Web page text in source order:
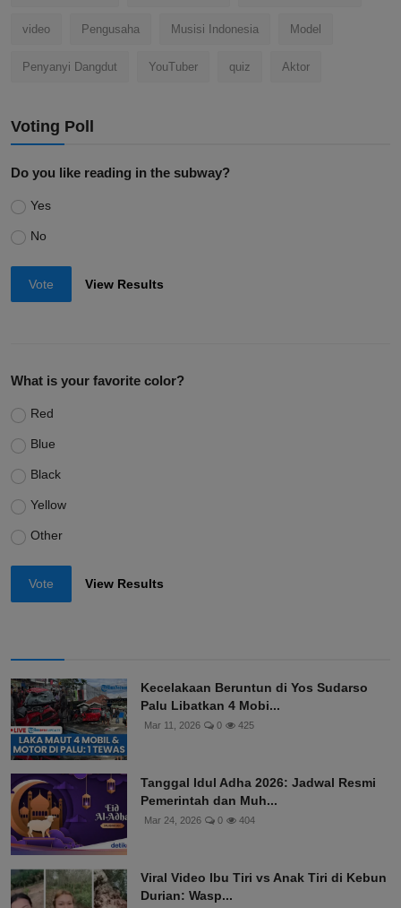
video Pengusaha Musisi Indonesia Model
Penyanyi Dangdut YouTuber quiz Aktor
Voting Poll
Do you like reading in the subway?
Yes
No
Vote View Results
What is your favorite color?
Red
Blue
Black
Yellow
Other
Vote View Results
Kecelakaan Beruntun di Yos Sudarso
Palu Libatkan 4 Mobi...
Mar 11, 2026 0 425
Tanggal Idul Adha 2026: Jadwal Resmi
Pemerintah dan Muh...
Mar 24, 2026 0 404
Viral Video Ibu Tiri vs Anak Tiri di Kebun
Durian: Wasp...